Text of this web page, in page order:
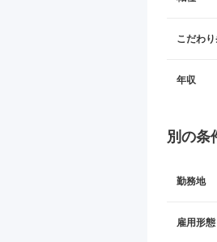
こだわ
年収
別の条
勤務地
雇用形態